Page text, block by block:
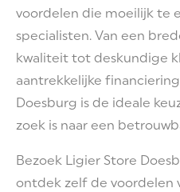
voordelen die moeilijk te
specialisten. Van een
kwaliteit tot deskundige
aantrekkelijke
Doesburg is de ideale
zoek is naar een
Bezoek Ligier Store
ontdek zelf de voordelen